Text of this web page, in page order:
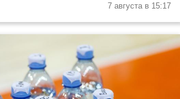
7 августа в 15:17